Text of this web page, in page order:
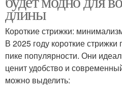
длины
Короткие стрижки:
В 2025 году короткие
пике популярности. Они
ценит удобство и
можно выделить: